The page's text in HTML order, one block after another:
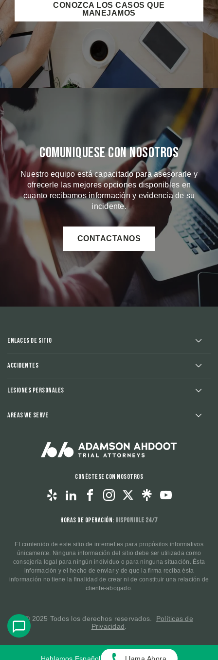
CONOZCA LOS CASOS QUE
MANEJAMOS
Comuniquese Con Nosotros
Nuestro equipo está capacitado para asesorarle y
ofrecerle las mejores opciones disponibles en
cuanto recibamos información y evidencia de su
incidente.
CONTACTANOS
Enlaces de sitio
Accidentes
Lesiones Personales
Areas We Serve
Conéctese con nosotros
Horas de operación: Disponible 24/7
El contenido de este sitio de internet es para propósitos informativos
únicamente. Ninguna información del sitio debe ser utilizada como
consejería legal para ningún individuo o para ninguna situación. Ésta
información y el hecho de enviar y de que la firma reciba ésta
información no tiene la finalidad de crear ni de constituir una relación de
cliente-abogado.
© 2025 Todos los derechos reservados. Políticas de
Privacidad
Hablamos Español Llama Ahora